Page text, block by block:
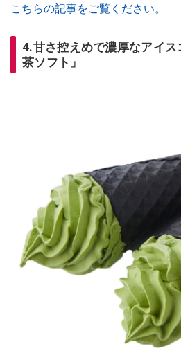
こちらの記事をご覧ください。
4.甘さ控えめで濃厚なアイ
茶ソフト」